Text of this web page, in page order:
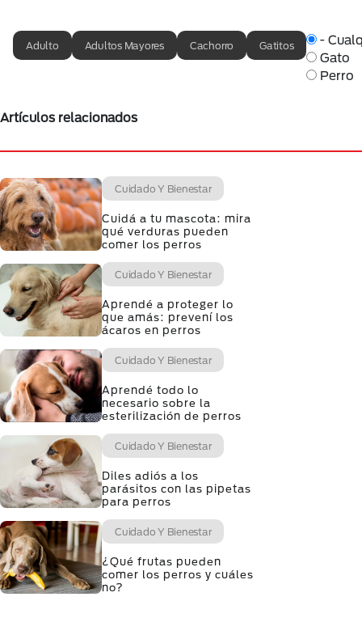
Adulto Adultos Mayores Cachorro Gatitos
-
Gato
Perro
Artículos relacionados
Cuidado Y Bienestar
Cuidá a tu mascota: mira
qué verduras pueden
comer los perros
Cuidado Y Bienestar
Aprendé a proteger lo
que amás: prevení los
ácaros en perros
Cuidado Y Bienestar
Aprendé todo lo
necesario sobre la
esterilización de perros
Cuidado Y Bienestar
Diles adiós a los
parásitos con las pipetas
para perros
Cuidado Y Bienestar
¿Qué frutas pueden
comer los perros y cuáles
no?